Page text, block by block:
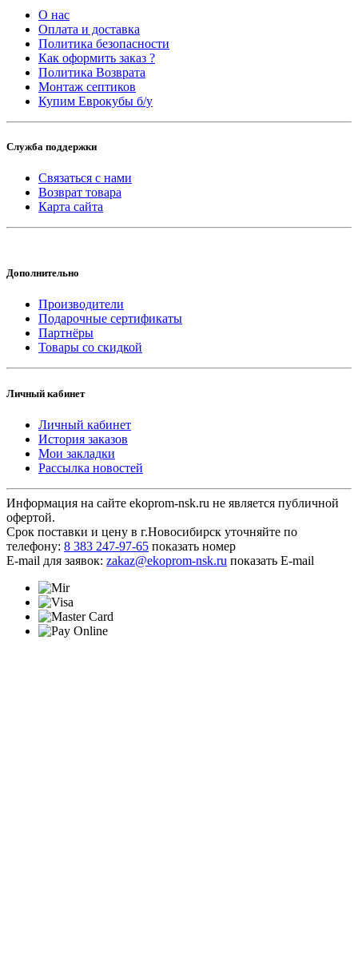
О нас
Оплата и доставка
Политика безопасности
Как оформить заказ ?
Политика Возврата
Монтаж септиков
Купим Еврокубы б/у
Служба поддержки
Связаться с нами
Возврат товара
Карта сайта
Дополнительно
Производители
Подарочные сертификаты
Партнёры
Товары со скидкой
Личный кабинет
Личный кабинет
История заказов
Мои закладки
Рассылка новостей
Информация на сайте ekoprom-nsk.ru не является публичной
офертой.
Срок поставки и цену в г.Новосибирск уточняйте по
телефону: 8 383 247-97-65 показать номер
E-mail для заявок: zakaz@ekoprom-nsk.ru показать E-mail